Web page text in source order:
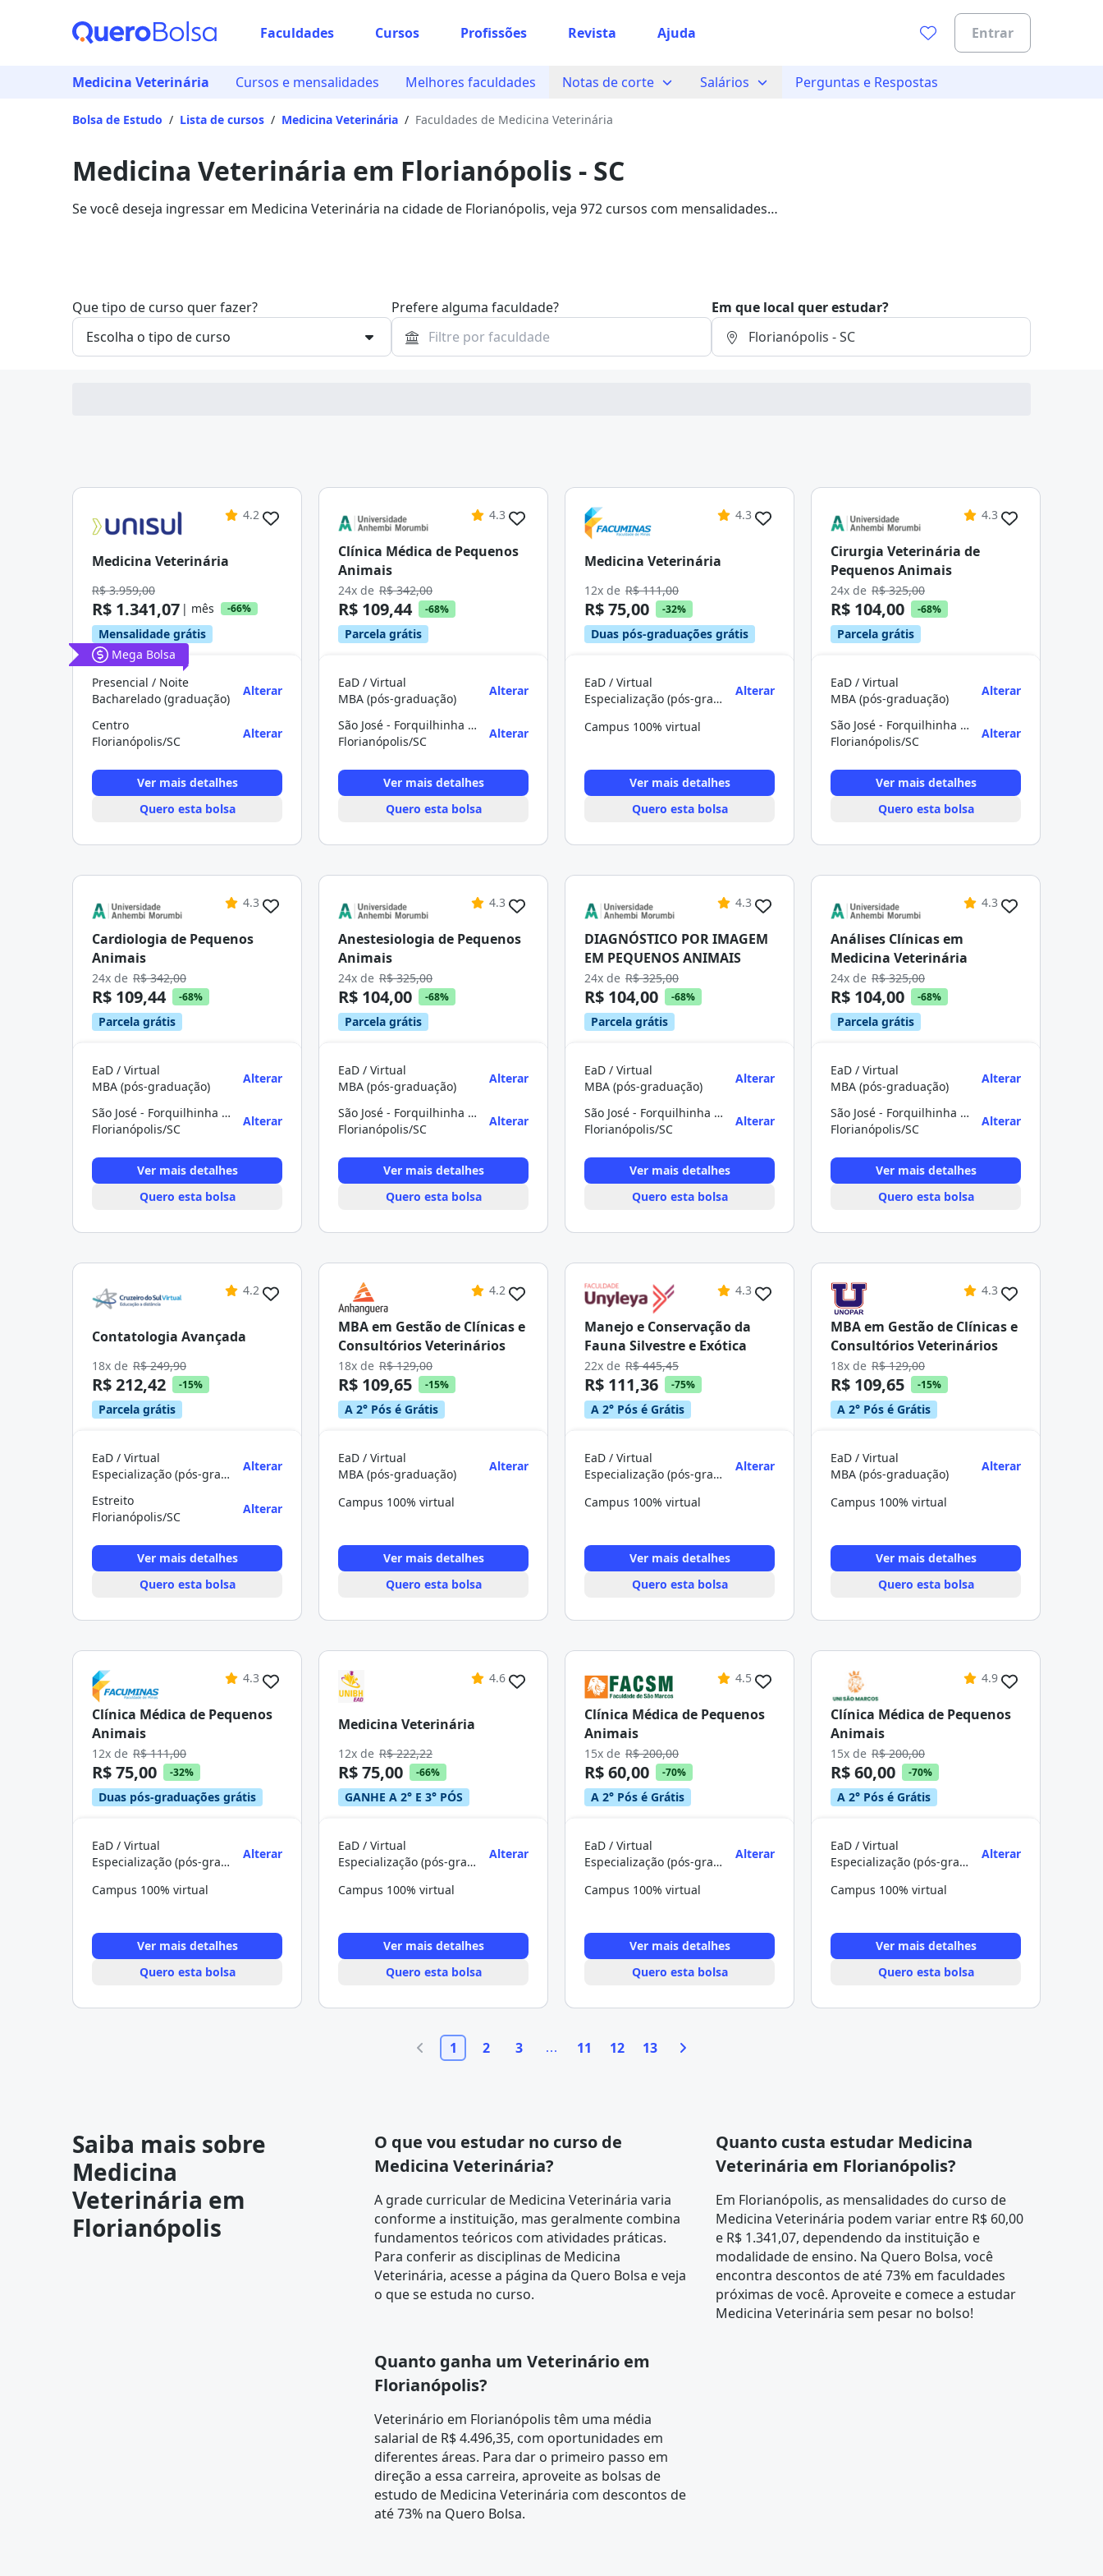
Faculdades Cursos Profissões Revista Ajuda Entrar
Medicina Veterinária Cursos e mensalidades Melhores faculdades Notas de corte Salários Perguntas e Respostas
Bolsa de Estudo / Lista de cursos / Medicina Veterinária / Faculdades de Medicina Veterinária
Medicina Veterinária em Florianópolis - SC
Se você deseja ingressar em Medicina Veterinária na cidade de Florianópolis, veja 972 cursos com mensalidades
Que tipo de curso quer fazer? Prefere alguma faculdade? Em que local quer estudar?
4.2
Medicina Veterinária
R$ 3.959,00
R$ 1.341,07 | mês -66%
Mensalidade grátis
Mega Bolsa
Presencial / Noite
Bacharelado (graduação)
Alterar
Centro
Florianópolis/SC
Alterar
Ver mais detalhes
Quero esta bolsa
4.3
Clínica Médica de Pequenos
Animais
24x de R$ 342,00
R$ 109,44 -68%
Parcela grátis
EaD / Virtual
MBA (pós-graduação)
Alterar
São José - Forquilhinha - Florianópolis
Florianópolis/SC
Alterar
Ver mais detalhes
Quero esta bolsa
4.3
Medicina Veterinária
12x de R$ 111,00
R$ 75,00 -32%
Duas pós-graduações grátis
EaD / Virtual
Especialização (pós-graduação)
Alterar
Campus 100% virtual
Ver mais detalhes
Quero esta bolsa
4.3
Cirurgia Veterinária de
Pequenos Animais
24x de R$ 325,00
R$ 104,00 -68%
Parcela grátis
EaD / Virtual
MBA (pós-graduação)
Alterar
São José - Forquilhinha - Florianópolis
Florianópolis/SC
Alterar
Ver mais detalhes
Quero esta bolsa
4.3
Cardiologia de Pequenos
Animais
24x de R$ 342,00
R$ 109,44 -68%
Parcela grátis
EaD / Virtual
MBA (pós-graduação)
Alterar
São José - Forquilhinha - Florianópolis
Florianópolis/SC
Alterar
Ver mais detalhes
Quero esta bolsa
4.3
Anestesiologia de Pequenos
Animais
24x de R$ 325,00
R$ 104,00 -68%
Parcela grátis
EaD / Virtual
MBA (pós-graduação)
Alterar
São José - Forquilhinha - Florianópolis
Florianópolis/SC
Alterar
Ver mais detalhes
Quero esta bolsa
4.3
DIAGNÓSTICO POR IMAGEM
EM PEQUENOS ANIMAIS
24x de R$ 325,00
R$ 104,00 -68%
Parcela grátis
EaD / Virtual
MBA (pós-graduação)
Alterar
São José - Forquilhinha - Florianópolis
Florianópolis/SC
Alterar
Ver mais detalhes
Quero esta bolsa
4.3
Análises Clínicas em
Medicina Veterinária
24x de R$ 325,00
R$ 104,00 -68%
Parcela grátis
EaD / Virtual
MBA (pós-graduação)
Alterar
São José - Forquilhinha - Florianópolis
Florianópolis/SC
Alterar
Ver mais detalhes
Quero esta bolsa
4.2
Contatologia Avançada
18x de R$ 249,90
R$ 212,42 -15%
Parcela grátis
EaD / Virtual
Especialização (pós-graduação)
Alterar
Estreito
Florianópolis/SC
Alterar
Ver mais detalhes
Quero esta bolsa
4.2
MBA em Gestão de Clínicas e
Consultórios Veterinários
18x de R$ 129,00
R$ 109,65 -15%
A 2° Pós é Grátis
EaD / Virtual
MBA (pós-graduação)
Alterar
Campus 100% virtual
Ver mais detalhes
Quero esta bolsa
4.3
Manejo e Conservação da
Fauna Silvestre e Exótica
22x de R$ 445,45
R$ 111,36 -75%
A 2° Pós é Grátis
EaD / Virtual
Especialização (pós-graduação)
Alterar
Campus 100% virtual
Ver mais detalhes
Quero esta bolsa
4.3
MBA em Gestão de Clínicas e
Consultórios Veterinários
18x de R$ 129,00
R$ 109,65 -15%
A 2° Pós é Grátis
EaD / Virtual
MBA (pós-graduação)
Alterar
Campus 100% virtual
Ver mais detalhes
Quero esta bolsa
4.3
Clínica Médica de Pequenos
Animais
12x de R$ 111,00
R$ 75,00 -32%
Duas pós-graduações grátis
EaD / Virtual
Especialização (pós-graduação)
Alterar
Campus 100% virtual
Ver mais detalhes
Quero esta bolsa
4.6
Medicina Veterinária
12x de R$ 222,22
R$ 75,00 -66%
GANHE A 2° E 3° PÓS
EaD / Virtual
Especialização (pós-graduação)
Alterar
Campus 100% virtual
Ver mais detalhes
Quero esta bolsa
4.5
Clínica Médica de Pequenos
Animais
15x de R$ 200,00
R$ 60,00 -70%
A 2° Pós é Grátis
EaD / Virtual
Especialização (pós-graduação)
Alterar
Campus 100% virtual
Ver mais detalhes
Quero esta bolsa
4.9
Clínica Médica de Pequenos
Animais
15x de R$ 200,00
R$ 60,00 -70%
A 2° Pós é Grátis
EaD / Virtual
Especialização (pós-graduação)
Alterar
Campus 100% virtual
Ver mais detalhes
Quero esta bolsa
1 2 3 11 12 13
Saiba mais sobre
Medicina
Veterinária em
Florianópolis
O que vou estudar no curso de
Medicina Veterinária?
A grade curricularde Medicina Veterinária varia
conforme a instituição, mas geralmente combina
fundamentos teóricos com atividades práticas.
Para conferir as disciplinas de Medicina
Veterinária, acesse a página da Quero Bolsa e veja
o que se estuda no curso.
Quanto custa estudar Medicina
Veterinária em Florianópolis?
Em Florianópolis, as mensalidades do curso de
Medicina Veterinária podem variar entre R$ 60,00
e R$ 1.341,07, dependendo da instituição e
modalidade de ensino. Na Quero Bolsa, você
encontra descontos de até 73% em faculdades
próximas de você. Aproveite e comece a estudar
Medicina Veterinária sem pesar no bolso!
Quanto ganha um Veterinário em
Florianópolis?
Veterinário em Florianópolis têm uma média
salarial de R$ 4.496,35, com oportunidades em
diferentes áreas. Para dar o primeiro passo em
direção a essa carreira, aproveite as bolsas de
estudo de Medicina Veterinária com descontos de
até 73% na Quero Bolsa.